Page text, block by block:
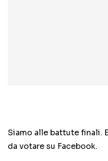
Siamo alle battute finali.
da votare su Facebook.